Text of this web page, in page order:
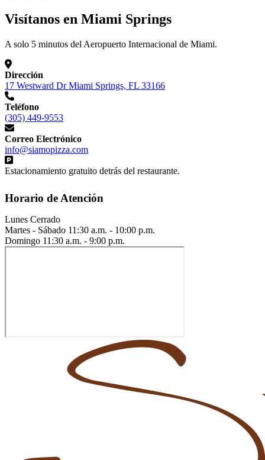
Visítanos en Miami Springs
A solo 5 minutos del Aeropuerto Internacional de Miami.
Dirección
17 Westward Dr Miami Springs, FL 33166
Teléfono
(305) 449-9553
Correo Electrónico
info@siamopizza.com
Estacionamiento gratuito detrás del restaurante.
Horario de Atención
Lunes Cerrado
Martes - Sábado 11:30 a.m. - 10:00 p.m.
Domingo 11:30 a.m. - 9:00 p.m.